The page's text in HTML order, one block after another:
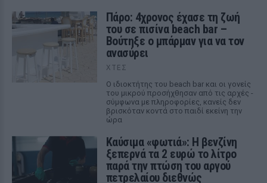
Πάρο: 4χρονος έχασε τη ζωή
του σε πισίνα beach bar –
Βούτηξε ο μπάρμαν για να τον
ανασύρει
ΧΤΕΣ
Ο ιδιοκτήτης του beach bar και οι γονείς
του μικρού προσήχθησαν από τις αρχές -
σύμφωνα με πληροφορίες, κανείς δεν
βρισκόταν κοντά στο παιδί εκείνη την
ώρα
Καύσιμα «φωτιά»: Η βενζίνη
ξεπερνά τα 2 ευρώ το λίτρο
παρά την πτώση του αργού
πετρελαίου διεθνώς